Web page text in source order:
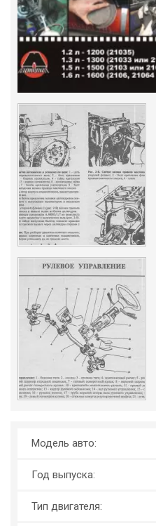
Модель авто:
Год выпуска:
Тип двигателя: